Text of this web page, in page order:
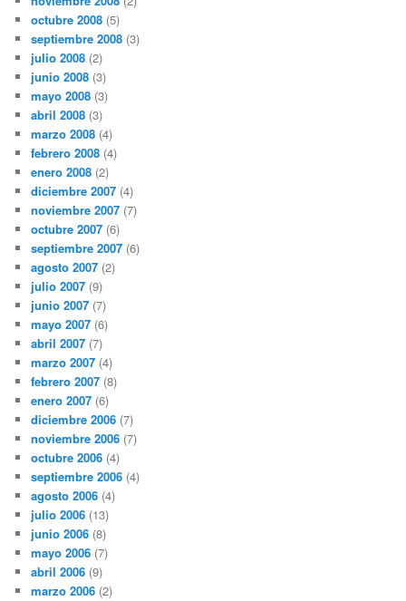
octubre 2008 (5)
septiembre 2008 (3)
julio 2008 (2)
junio 2008 (3)
mayo 2008 (3)
abril 2008 (3)
marzo 2008 (4)
febrero 2008 (4)
enero 2008 (2)
diciembre 2007 (4)
noviembre 2007 (7)
octubre 2007 (6)
septiembre 2007 (6)
agosto 2007 (2)
julio 2007 (9)
junio 2007 (7)
mayo 2007 (6)
abril 2007 (7)
marzo 2007 (4)
febrero 2007 (8)
enero 2007 (6)
diciembre 2006 (7)
noviembre 2006 (7)
octubre 2006 (4)
septiembre 2006 (4)
agosto 2006 (4)
julio 2006 (13)
junio 2006 (8)
mayo 2006 (7)
abril 2006 (9)
marzo 2006 (2)